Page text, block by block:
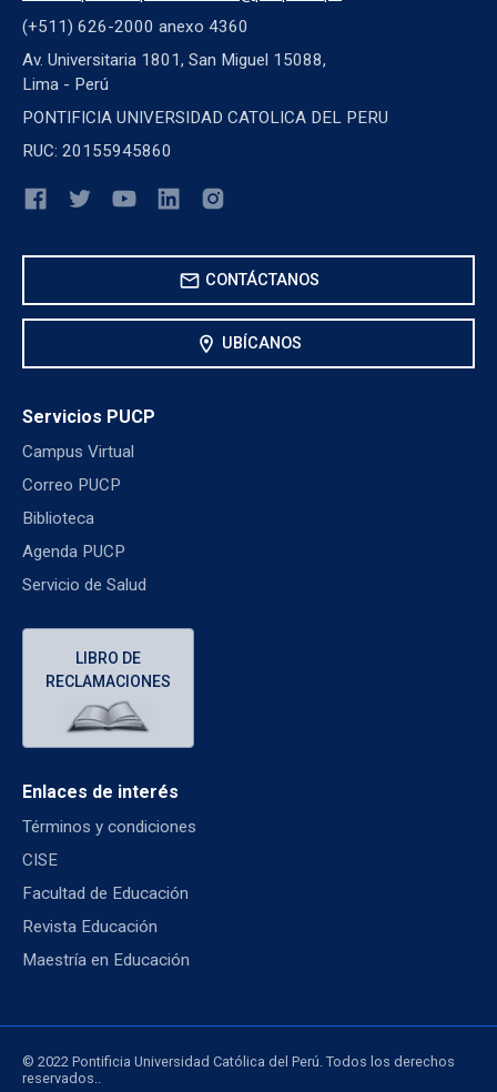
(+511) 626-2000 anexo 4360
Av. Universitaria 1801, San Miguel 15088,
Lima - Perú
PONTIFICIA UNIVERSIDAD CATOLICA DEL PERU
RUC: 20155945860
mail CONTÁCTANOS
location_on UBÍCANOS
Servicios PUCP
Campus Virtual
Correo PUCP
Biblioteca
Agenda PUCP
Servicio de Salud
LIBRO DE
RECLAMACIONES
Enlaces de interés
Términos y condiciones
CISE
Facultad de Educación
Revista Educación
Maestría en Educación
© 2022 Pontificia Universidad Católica del Perú. Todos los derechos
reservados..